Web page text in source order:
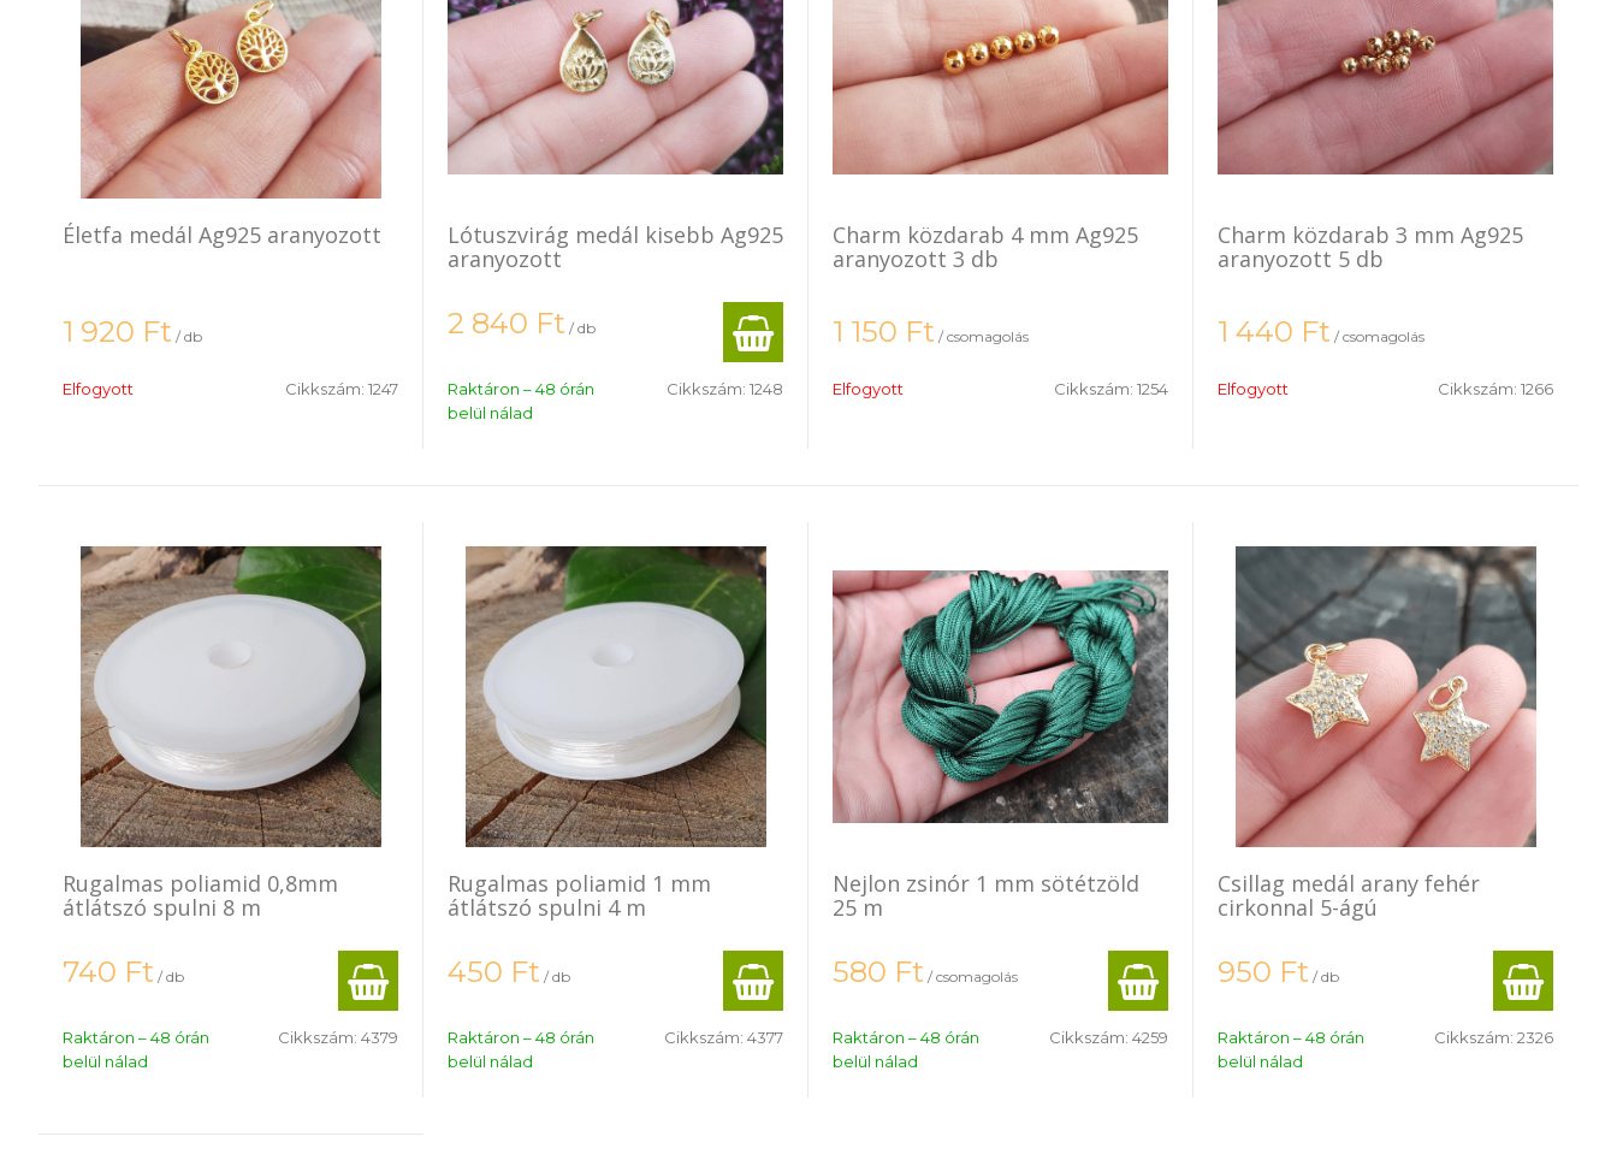
Életfa medál Ag925 aranyozott
1 920 Ft / db
Elfogyott Cikkszám: 1247
Lótuszvirág medál kisebb Ag925
aranyozott
2 840 Ft / db
Raktáron – 48 órán
belül nálad
Cikkszám: 1248
Charm közdarab 4 mm Ag925
aranyozott 3 db
1 150 Ft / csomagolás
Elfogyott Cikkszám: 1254
Charm közdarab 3 mm Ag925
aranyozott 5 db
1 440 Ft / csomagolás
Elfogyott Cikkszám: 1266
Rugalmas poliamid 0,8mm
átlátszó spulni 8 m
740 Ft / db
Raktáron – 48 órán
belül nálad
Cikkszám: 4379
Rugalmas poliamid 1 mm
átlátszó spulni 4 m
450 Ft / db
Raktáron – 48 órán
belül nálad
Cikkszám: 4377
Nejlon zsinór 1 mm sötétzöld
25 m
580 Ft / csomagolás
Raktáron – 48 órán
belül nálad
Cikkszám: 4259
Csillag medál arany fehér
cirkonnal 5-ágú
950 Ft / db
Raktáron – 48 órán
belül nálad
Cikkszám: 2326